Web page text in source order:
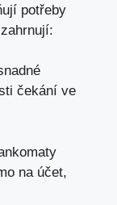
potřeby
čekání ve
na účet,